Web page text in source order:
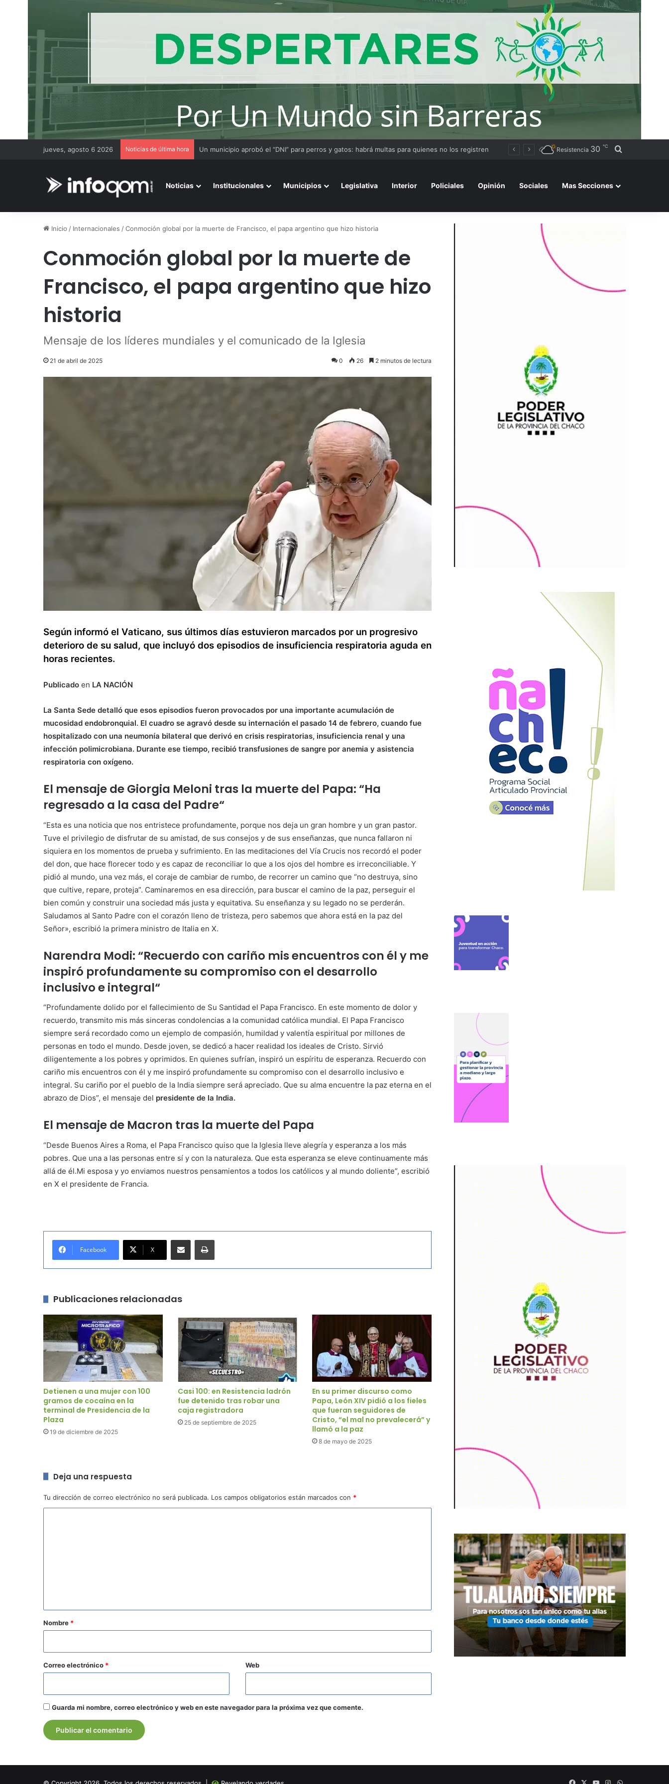
jueves, agosto 6 2026 Noticias de última hora Resistencia 30 ℃ Buscar por
Noticias Institucionales Municipios Legislativa Interior Policiales Opinión Sociales Mas Secciones
Inicio / Internacionales /Conmoción global por la muerte de Francisco, el papa argentino que hizo historia
Conmoción global por la muerte de
Francisco, el papa argentino que hizo
historia
Mensaje de los líderes mundiales y el comunicado de la Iglesia
21 de abril de 2025 0 26 2 minutos de lectura
Según informó el Vaticano, sus últimos días estuvieron marcados por un progresivo
deterioro de su salud, que incluyó dos episodios de insuficiencia respiratoria aguda en
horas recientes.
Publicado en LA NACIÓN
La Santa Sede detalló que esos episodios fueron provocados por una importante acumulación de
mucosidad endobronquial. El cuadro se agravó desde su internación el pasado 14 de febrero, cuando fue
hospitalizado con una neumonía bilateral que derivó en crisis respiratorias, insuficiencia renal y una
infección polimicrobiana. Durante ese tiempo, recibió transfusiones de sangre por anemia y asistencia
respiratoria con oxígeno.
El mensaje de Giorgia Meloni tras la muerte del Papa: “Ha
regresado a la casa del Padre“
“Esta es una noticia que nos entristece profundamente, porque nos deja un gran hombre y un gran pastor.
Tuve el privilegio de disfrutar de su amistad, de sus consejos y de sus enseñanzas, que nunca fallaron ni
siquiera en los momentos de prueba y sufrimiento. En las meditaciones del Vía Crucis nos recordó el poder
del don, que hace florecer todo y es capaz de reconciliar lo que a los ojos del hombre es irreconciliable. Y
pidió al mundo, una vez más, el coraje de cambiar de rumbo, de recorrer un camino que “no destruya, sino
que cultive, repare, proteja”. Caminaremos en esa dirección, para buscar el camino de la paz, perseguir el
bien común y construir una sociedad más justa y equitativa. Su enseñanza y su legado no se perderán.
Saludamos al Santo Padre con el corazón lleno de tristeza, pero sabemos que ahora está en la paz del
Señor», escribió la primera ministro de Italia en X.
Narendra Modi: “Recuerdo con cariño mis encuentros con él y me
inspiró profundamente su compromiso con el desarrollo
inclusivo e integral“
“Profundamente dolido por el fallecimiento de Su Santidad el Papa Francisco. En este momento de dolor y
recuerdo, transmito mis más sinceras condolencias a la comunidad católica mundial. El Papa Francisco
siempre será recordado como un ejemplo de compasión, humildad y valentía espiritual por millones de
personas en todo el mundo. Desde joven, se dedicó a hacer realidad los ideales de Cristo. Sirvió
diligentemente a los pobres y oprimidos. En quienes sufrían, inspiró un espíritu de esperanza. Recuerdo con
cariño mis encuentros con él y me inspiró profundamente su compromiso con el desarrollo inclusivo e
integral. Su cariño por el pueblo de la India siempre será apreciado. Que su alma encuentre la paz eterna en el
abrazo de Dios”, el mensaje del presidente de la India.
El mensaje de Macron tras la muerte del Papa
“Desde Buenos Aires a Roma, el Papa Francisco quiso que la Iglesia lleve alegría y esperanza a los más
pobres. Que una a las personas entre sí y con la naturaleza. Que esta esperanza se eleve continuamente más
allá de él.Mi esposa y yo enviamos nuestros pensamientos a todos los católicos y al mundo doliente”, escribió
en X el presidente de Francia.
Facebook X
Publicaciones relacionadas
Detienen a una mujer con 100
gramos de cocaína en la
terminal de Presidencia de la
Plaza
19 de diciembre de 2025
Casi 100: en Resistencia ladrón
fue detenido tras robar una
caja registradora
25 de septiembre de 2025
En su primer discurso como
Papa, León XIV pidió a los fieles
que fueran seguidores de
Cristo, “el mal no prevalecerá” y
llamó a la paz
8 de mayo de 2025
Deja una respuesta
Tu dirección de correo electrónico no será publicada. Los campos obligatorios están marcados con *
r
*
Nombre *
Correo electrónico * Web
Guarda mi nombre, correo electrónico y web en este navegador para la próxima vez que comente.